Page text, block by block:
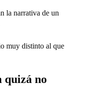
la narrativa de un
muy distinto al que
quizá no